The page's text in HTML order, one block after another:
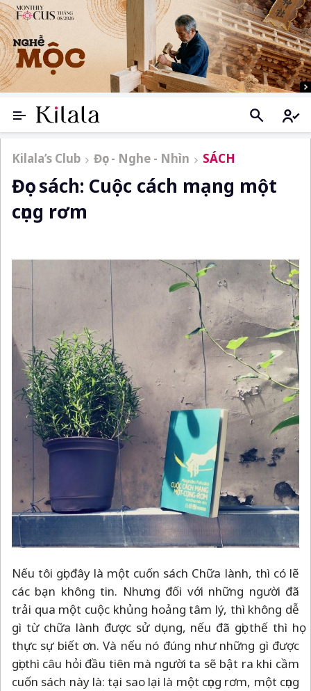
Kilala’s Club Đọc - Nghe - Nhìn SÁCH
Đọc sách: Cuộc cách mạng một
cọng rơm
Nếu tôi gọi đây là một cuốn sách Chữa lành, thì có lẽ
các bạn không tin. Nhưng đối với những người đã
trải qua một cuộc khủng hoảng tâm lý, thì không dễ
gì từ chữa lành được sử dụng, nếu đã gọi thế thì họ
thực sự biết ơn. Và nếu nó đúng như những gì được
gọi thì câu hỏi đầu tiên mà người ta sẽ bật ra khi cầm
cuốn sách này là: tại sao lại là một cọng rơm, một cọng